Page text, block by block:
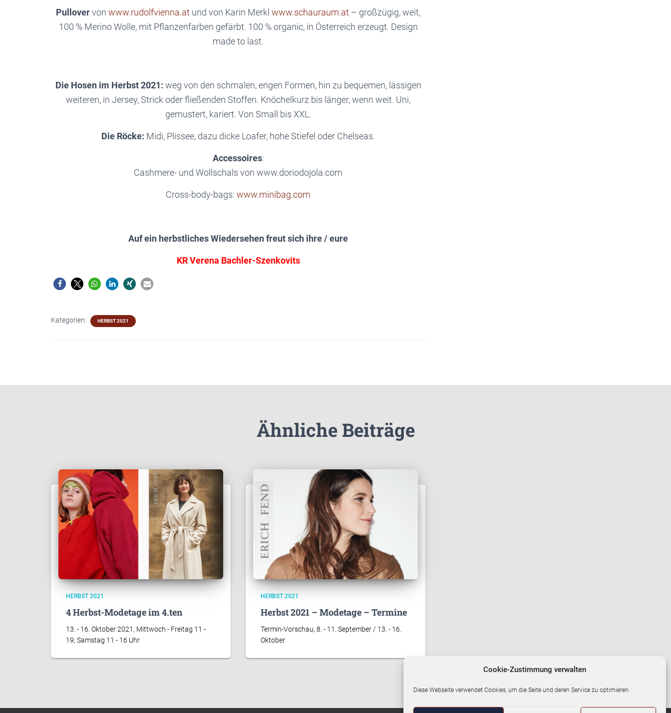
Cookie-Zustimmung verwalten
Diese Webseite verwendet Cookies, um die Seite und deren Service zu optimieren.
Pullovervon www.rudolfvienna.at und von Karin Merkl www.schauraum.at – großzügig, weit,
100 % Merino Wolle, mit Pflanzenfarben gefärbt. 100 % organic, in Österreich erzeugt. Design
made to last.
Die Hosen im Herbst 2021: weg von den schmalen, engen Formen, hin zu bequemen, lässigen
weiteren, in Jersey, Strick oder fließenden Stoffen. Knöchelkurz bis länger, wenn weit. Uni,
gemustert, kariert. Von Small bis XXL.
Die Röcke: Midi, Plissee, dazu dicke Loafer, hohe Stiefel oder Chelseas.
Accessoires:
Cashmere- und Wollschals von www.doriodojola.com
Cross-body-bags: www.minibag.com
Auf ein herbstliches Wiedersehen freut sich ihre / eure
KR Verena Bachler-Szenkovits
Kategorien: HERBST 2021
Ähnliche Beiträge
HERBST 2021
4 Herbst-Modetage im 4.ten
13. - 16. Oktober 2021, Mittwoch - Freitag 11 -
19, Samstag 11 - 16 Uhr
HERBST 2021
Herbst 2021 – Modetage – Termine
Termin-Vorschau, 8. - 11. September / 13. - 16.
Oktober